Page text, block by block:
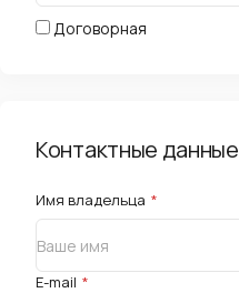
Договорная
Контактные данные
Имя владельца *
E-mail *